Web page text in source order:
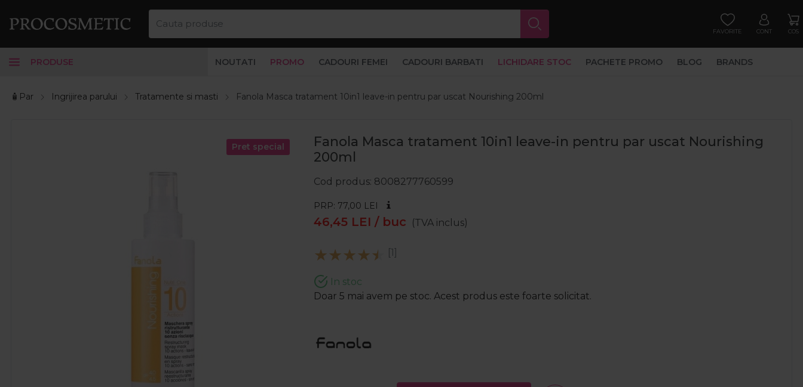
FAVORITE CONT COS
PRODUSE NOUTATI PROMO CADOURI FEMEI CADOURI BARBATI LICHIDARE STOC PACHETE PROMO BLOG BRANDS
🧴Par Ingrijirea parului Tratamente si masti Fanola Masca tratament 10in1 leave-in pentru par uscat Nourishing 200ml
Pret special
Fanola Masca tratament 10in1 leave-in pentru par uscat Nourishing
200ml
Cod produs 8008277760599
PRP: 77,00 LEI
46,45 LEI / buc (TVA inclus)
[1]
In stoc
Doar 5 mai avem pe stoc. Acest produs este foarte solicitat.